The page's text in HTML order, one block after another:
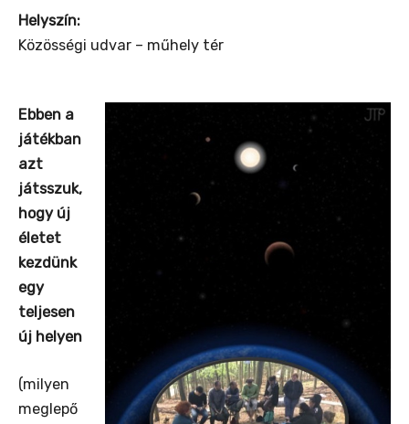
Helyszín:
Közösségi udvar – műhely tér
Ebben a
játékban
azt
játsszuk,
hogy új
életet
kezdünk
egy
teljesen
új helyen
(milyen
meglepő